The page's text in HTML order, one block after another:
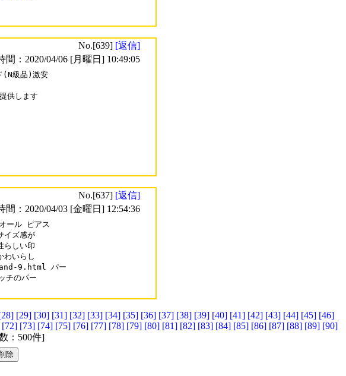
No.[639] [返信]
間：2020/04/06 [月曜日] 10:49:05
(N級品)激安
供します
No.[637] [返信]
間：2020/04/03 [金曜日] 12:54:36
ール ピアス
イズ感が
らしい印
わいらし
9.html パー
チのパー
[29] [30] [31] [32] [33] [34] [35] [36] [37] [38] [39] [40] [41] [42] [43] [44] [45] [46]
[72] [73] [74] [75] [76] [77] [78] [79] [80] [81] [82] [83] [84] [85] [86] [87] [88] [89] [90]
：500件]